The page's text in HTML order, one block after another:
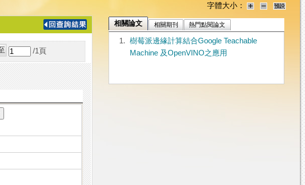
導
字體大小：
/1 頁
相關論文 相關期刊 熱門點閱論文
1.
樹莓派邊緣計算結合Google Teachable
Machine 及OpenVINO之應用